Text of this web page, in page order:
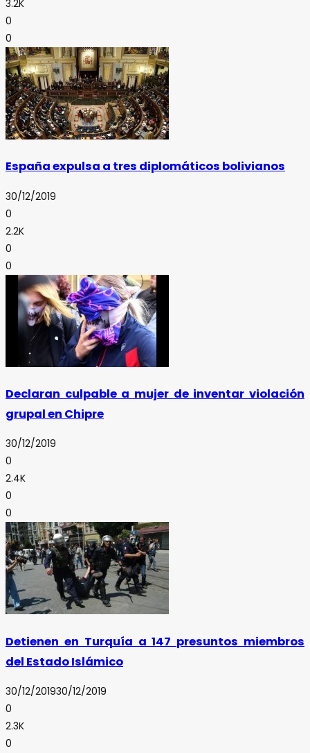
3.2K
0
0
España expulsa a tres diplomáticos bolivianos
30/12/2019
0
2.2K
0
0
Declaran culpable a mujer de inventar violación
grupal en Chipre
30/12/2019
0
2.4K
0
0
Detienen en Turquía a 147 presuntos miembros
del Estado Islámico
30/12/201930/12/2019
0
2.3K
0